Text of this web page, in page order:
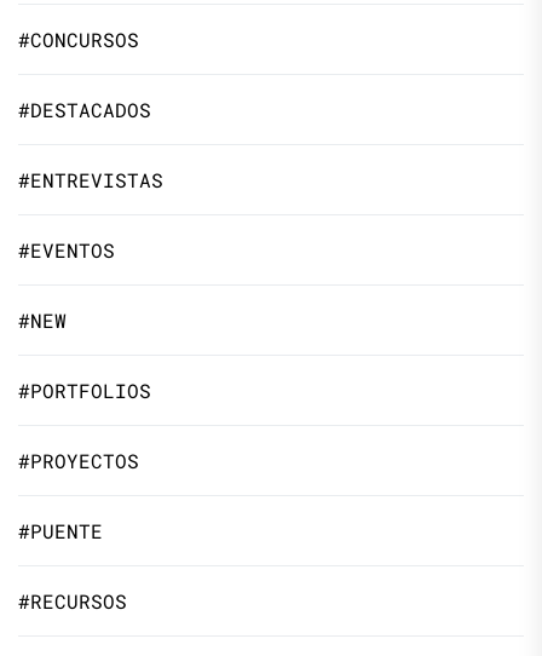
#CONCURSOS
#DESTACADOS
#ENTREVISTAS
#EVENTOS
#NEW
#PORTFOLIOS
#PROYECTOS
#PUENTE
#RECURSOS